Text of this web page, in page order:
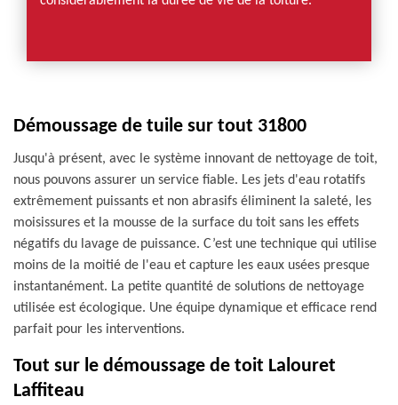
Démoussage de tuile sur tout 31800
Jusqu'à présent, avec le système innovant de nettoyage de toit,
nous pouvons assurer un service fiable. Les jets d'eau rotatifs
extrêmement puissants et non abrasifs éliminent la saleté, les
moisissures et la mousse de la surface du toit sans les effets
négatifs du lavage de puissance. C’est une technique qui utilise
moins de la moitié de l'eau et capture les eaux usées presque
instantanément. La petite quantité de solutions de nettoyage
utilisée est écologique. Une équipe dynamique et efficace rend
parfait pour les interventions.
Tout sur le démoussage de toit Lalouret
Laffiteau